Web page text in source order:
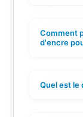
Comment
d'encre
Quel est le